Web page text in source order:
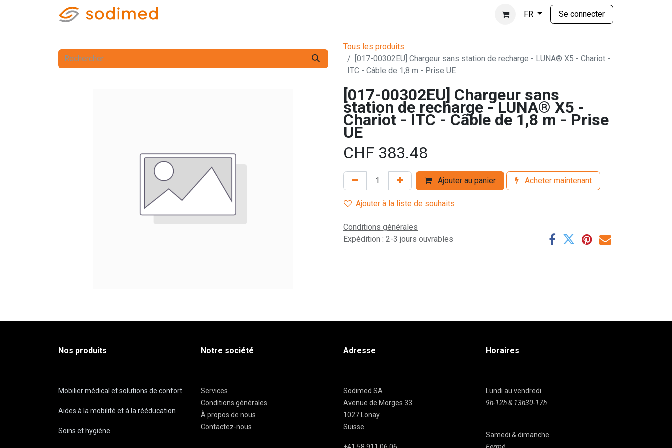
FR Se connecter
Tous les produits
[017-00302EU] Chargeur sans station de recharge - LUNA® X5 - Chariot -
ITC - Câble de 1,8 m - Prise UE
[017-00302EU] Chargeur sans
station de recharge - LUNA® X5 -
Chariot - ITC - Câble de 1,8 m - Prise
UE
CHF 383.48
Ajouter au panier Acheter maintenant
Ajouter à la liste de souhaits
Conditions générales
Expédition : 2-3 jours ouvrables
Nos produits
Mobilier médical et solutions de confort
Aides à la mobilité et à la rééducation
Soins et hygiène
Notre société
Services
Conditions générales
À propos de nous
Contactez-nous
Adresse
Sodimed SA
Avenue de Morges 33
1027 Lonay
Suisse
Horaires
Lundi au vendredi
9h-12h & 13h30-17h
Samedi & dimanche